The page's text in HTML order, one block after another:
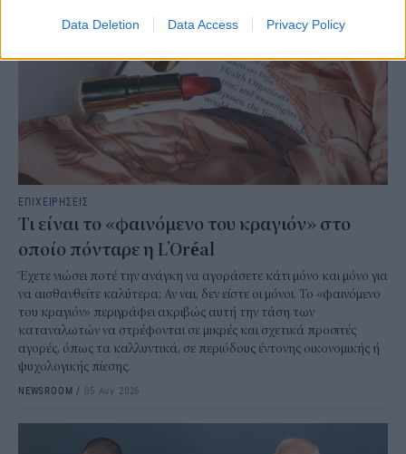
Data Deletion Data Access Privacy Policy
ΕΠΙΧΕΙΡΗΣΕΙΣ
Τι είναι το «φαινόμενο του κραγιόν» στο
οποίο πόνταρε η L’Oréal
Έχετε νιώσει ποτέ την ανάγκη να αγοράσετε κάτι μόνο και μόνο για
να αισθανθείτε καλύτερα; Αν ναι, δεν είστε οι μόνοι. Το «φαινόμενο
του κραγιόν» περιγράφει ακριβώς αυτή την τάση των
καταναλωτών να στρέφονται σε μικρές και σχετικά προσιτές
αγορές, όπως τα καλλυντικά, σε περιόδους έντονης οικονομικής ή
ψυχολογικής πίεσης.
NEWSROOM / 05 Αυγ 2026